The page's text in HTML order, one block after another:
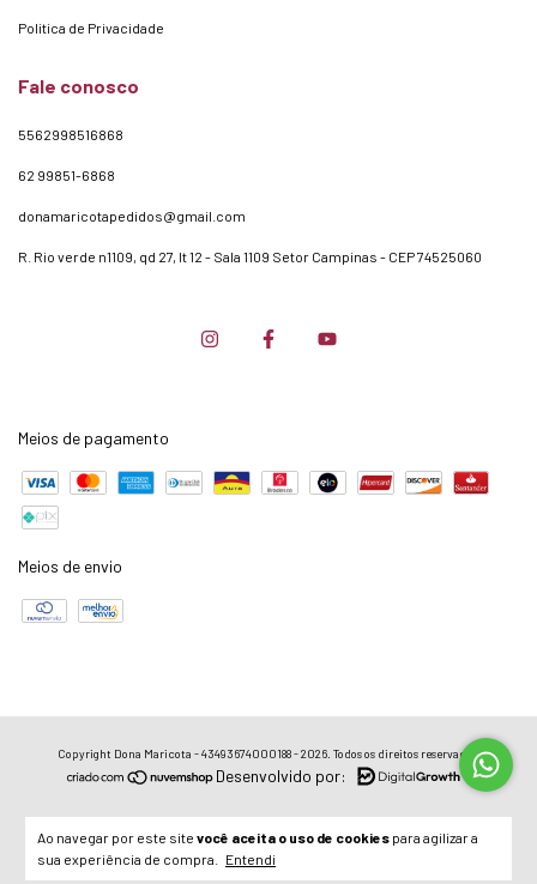
Ao navegar por este site você aceita o uso de cookies para agilizar a
sua experiência de compra.
Entendi
Politica de Privacidade
Fale conosco
5562998516868
62 99851-6868
donamaricotapedidos@gmail.com
R. Rio verde n1109, qd 27, lt 12 - Sala 1109 Setor Campinas - CEP 74525060
Meios de pagamento
Meios de envio
Copyright Dona Maricota - 43493674000188 - 2026. Todos os direitos reservados.
Desenvolvido por: